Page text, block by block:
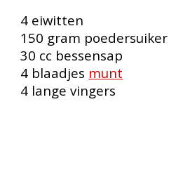
4 eiwitten
150 gram poedersuiker
30 cc bessensap
4 blaadjes munt
4 langevingers